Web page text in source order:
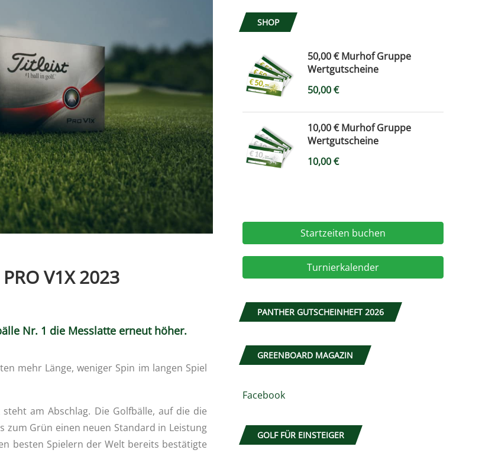
V1X 2023
Nr. 1 die Messlatte erneut höher.
mehr Länge, weniger Spin im langen Spiel
am Abschlag. Die Golfbälle, auf die die
zum Grün einen neuen Standard in Leistung
besten Spielern der Welt bereits bestätigte
SHOP
50,00 € Murhof Gruppe
Wertgutscheine
50,00€
10,00 € Murhof Gruppe
Wertgutscheine
10,00€
Startzeiten buchen
Turnierkalender
PANTHER GUTSCHEINHEFT 2026
GREENBOARD MAGAZIN
Facebook
GOLF FÜR EINSTEIGER